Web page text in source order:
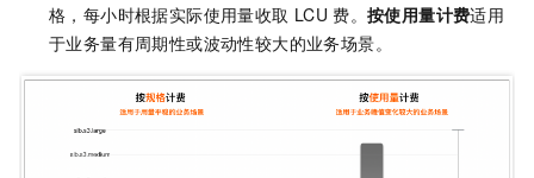
格，每小时根据实际使用量收取 LCU 费。 按使用量计费适用
于业务量有周期性或波动性较大的业务场景。